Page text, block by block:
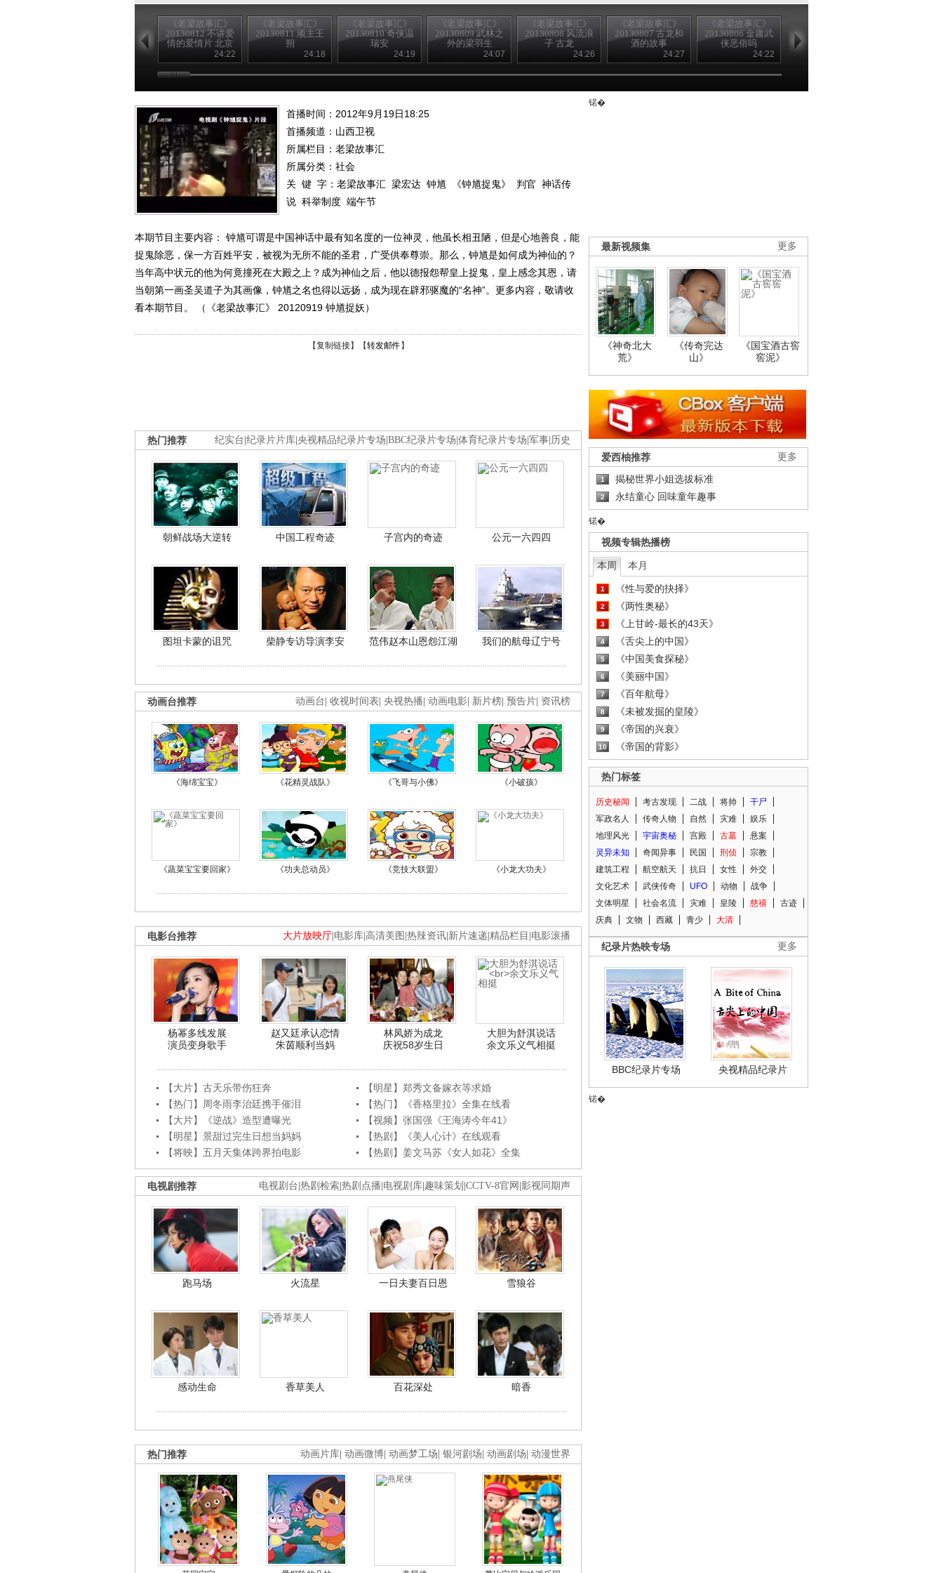
《老梁故事汇》
20130812 不讲爱
情的爱情片 北京
遇上西雅图24:22
《老梁故事汇》
20130811 顽主王
朔
24:18
《老梁故事汇》
20130810 奇侠温
瑞安
24:19
《老梁故事汇》
20130809 武林之
外的梁羽生
24:07
《老梁故事汇》
20130808 风流浪
子 古龙
24:26
《老梁故事汇》
20130807 古龙和
酒的故事
24:27
《老梁故事汇》
20130806 金庸武
侠恶俗吗
24:22
20130805 情种金
首播时间：2012年9月19日18:25
首播频道： 山西卫视
所属栏目： 老梁故事汇
所属分类：社会
关 键 字： 老梁故事汇 梁宏达 钟馗 《钟馗捉鬼》 判官 神话传
说 科举制度 端午节
本期节目主要内容： 钟馗可谓是中国神话中最有知名度的一位神灵，他虽长相丑陋，但是心地善良，能
捉鬼除恶，保一方百姓平安，被视为无所不能的圣君，广受供奉尊崇。那么，钟馗是如何成为神仙的？
当年高中状元的他为何竟撞死在大殿之上？成为神仙之后，他以德报怨帮皇上捉鬼，皇上感念其恩，请
当朝第一画圣吴道子为其画像，钟馗之名也得以远扬，成为现在辟邪驱魔的“名神”。更多内容，敬请收
看本期节目。 （《老梁故事汇》 20120919 钟馗捉妖）
【复制链接】【转发邮件 】
纪实台 纪录片片库 央视精品纪录片专场 BBC纪录片专场 体育纪录片专场 军事 历史
热门推荐
朝鲜战场大逆转 中国工程奇迹 子宫内的奇迹 公元一六四四
图坦卡蒙的诅咒 柴静专访导演李安 范伟赵本山恩怨江湖 我们的航母辽宁号
动画台 收视时间表 央视热播 动画电影 新片榜 预告片 资讯榜
动画台推荐
《海绵宝宝》 《花精灵战队》 《飞哥与小佛》 《小破孩》
《蔬菜宝宝要回家》 《功夫总动员》 《竞技大联盟》 《小龙大功夫》
大片放映厅 电影库 高清美图 热辣资讯 新片速递 精品栏目 电影滚播
电影台推荐
杨幂多线发展
演员变身歌手
赵又廷承认恋情
朱茵顺利当妈
林凤娇为成龙
庆祝58岁生日
大胆为舒淇说话
余文乐义气相挺
【大片】古天乐带伤狂奔
【明星】郑秀文备嫁衣等求婚
【热门】周冬雨李治廷携手催泪
【热门】《香格里拉》全集在线看
【大片】《逆战》造型遭曝光
【视频】张国强《王海涛今年41》
【明星】景甜过完生日想当妈妈
【热剧】《美人心计》在线观看
【将映】五月天集体跨界拍电影
【热剧】姜文马苏《女人如花》全集
电视剧台 热剧检索 热剧点播 电视剧库 趣味策划 CCTV-8官网 影视同期声
电视剧推荐
跑马场 火流星 一日夫妻百日恩 雪狼谷
感动生命 香草美人 百花深处 暗香
动画片库 动画微博 动画梦工场 银河剧场 动画剧场 动漫世界
热门推荐
锘�
更多
最新视频集
《神奇北大
荒》
《传奇完达
山》
《国宝酒古窖
窖泥》
更多
爱西柚推荐
1 揭秘世界小姐选拔标准
2 永结童心 回味童年趣事
锘�
视频专辑热播榜
本周 本月
1 《性与爱的抉择》
2 《两性奥秘》
3 《上甘岭-最长的43天》
4 《舌尖上的中国》
5 《中国美食探秘》
6 《美丽中国》
7 《百年航母》
8 《未被发掘的皇陵》
9 《帝国的兴衰》
10 《帝国的背影》
热门标签
历史秘闻 考古发现 二战 将帅
干尸
军政名人
传奇人物 自然 灾难
娱乐
地理风光
宇宙奥秘 宫殿 古墓
悬案
灵异未知
奇闻异事 民国 刑侦
宗教
建筑工程
航空航天 抗日 女性
外交
文化艺术
武侠传奇 UFO 动物
战争
文体明星
社会名流 灾难 皇陵 慈禧
古迹
庆典
文物 西藏 青少 大清
更多
纪录片热映专场
BBC纪录片专场 央视精品纪录片
锘�